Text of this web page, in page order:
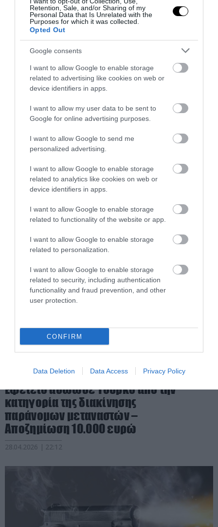
Retention, Sale, and/or Sharing of my
Personal Data that Is Unrelated with the
Purposes for which it was collected.
Opted Out
Google consents
I want to allow Google to enable storage
related to advertising like cookies on web or
device identifiers in apps.
I want to allow my user data to be sent to
Google for online advertising purposes.
I want to allow Google to send me
personalized advertising.
I want to allow Google to enable storage
related to analytics like cookies on web or
device identifiers in apps.
I want to allow Google to enable storage
related to functionality of the website or app.
I want to allow Google to enable storage
related to personalization.
I want to allow Google to enable storage
related to security, including authentication
functionality and fraud prevention, and other
user protection.
CONFIRM
Data Deletion Data Access Privacy Policy
12.05.2026 | 11:51
PRONEWS.GR /ΕΣΩΤΕΡΙΚΗ ΑΣΦΑΛΕΙΑ
Θεσσαλονίκη: Συνελήφθη Τούρκος
που πυροβόλησε 28χρονο ομοεθνή
PRONEWS.GR /ΕΣΩΤΕΡΙΚΗ ΑΣΦΑΛΕΙΑ
Εφετείο αθώωσε Τούρκο από την
κατηγορία της διακίνησης
παράνομων μεταναστών –
Αποζημίωση 10.000 ευρώ
28.04.2026 | 22:12